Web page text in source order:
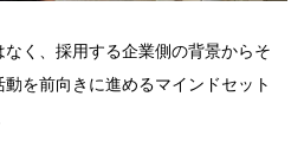
く、採用する企業側の背景からそ
を前向きに進めるマインドセット